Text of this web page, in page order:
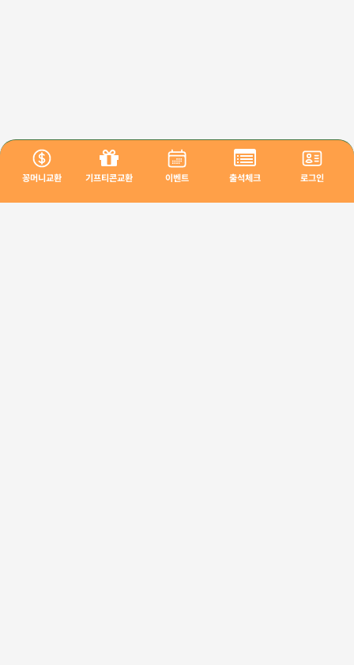
꽁머니교환 기프티콘교환 이벤트 출석체크 로그인